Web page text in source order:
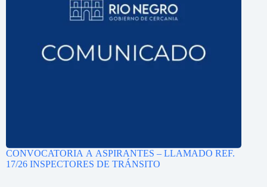
CONVOCATORIA A ASPIRANTES – LLAMADO REF.
17/26 INSPECTORES DE TRÁNSITO